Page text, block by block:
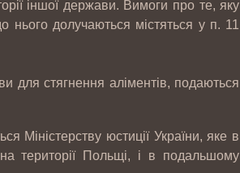
іншої держави. Вимоги про те, яку
нього долучаються містяться у п. 11
для стягнення аліментів, подаються
Міністерству юстиції України, яке в
території Польщі, і в подальшому
податкових перевірок
20 березня відбувались національні
змагання з медіа права